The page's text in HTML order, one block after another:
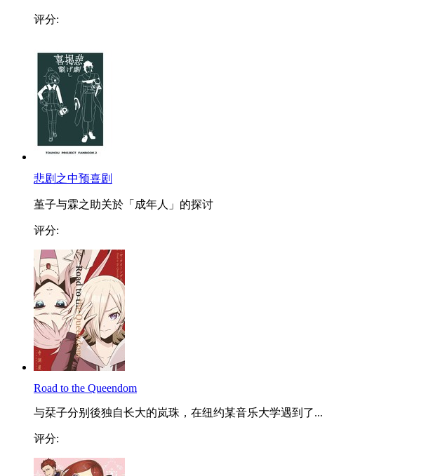
评分:
悲剧之中预喜剧
堇子与霖之助关於「成年人」的探讨
评分:
Road to the Queendom
与栞子分别後独自长大的岚珠，在纽约某音乐大学遇到了...
评分: